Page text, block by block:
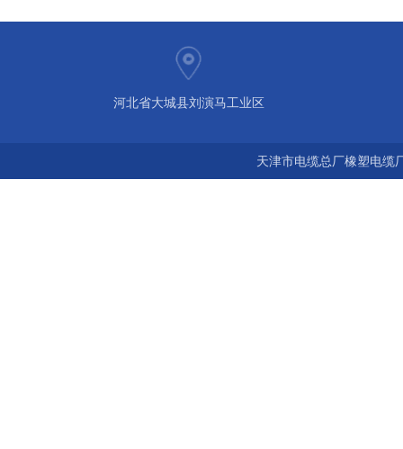
河北省大城县刘演马工业区
天津市电缆总厂橡塑电